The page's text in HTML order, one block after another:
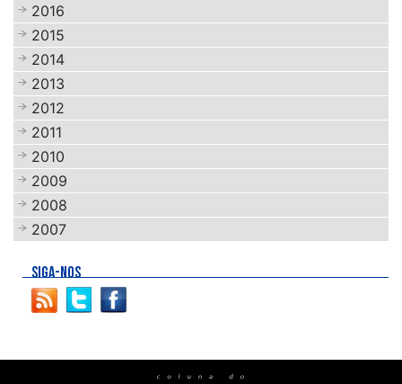
2016
2015
2014
2013
2012
2011
2010
2009
2008
2007
SIGA-NOS